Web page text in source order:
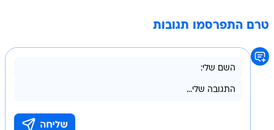
טרם התפרסמו תגובות